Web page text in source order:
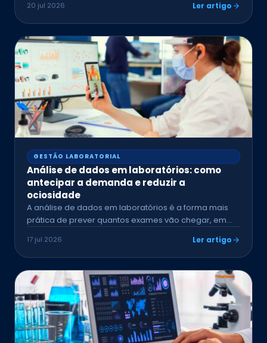
20 jul 2026 Ler artigo
GESTÃO LABORATORIAL
Análise de dados em laboratórios: como
antecipar a demanda e reduzir a
ociosidade
A análise de dados em laboratórios é a forma mais
prática de prever quantos exames vão chegar, em…
17 jul 2026 Ler artigo